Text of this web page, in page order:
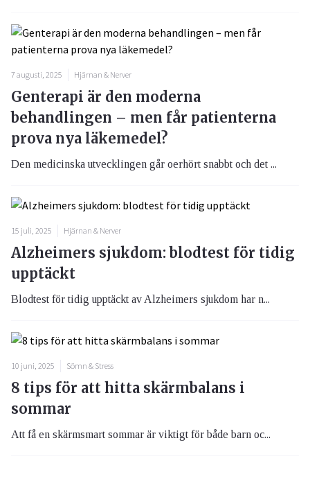
7 augusti, 2025 Hjärnan & Nerver
Genterapi är den moderna
behandlingen – men får patienterna
prova nya läkemedel?
Den medicinska utvecklingen går oerhört snabbt och det ...
15 juli, 2025 Hjärnan & Nerver
Alzheimers sjukdom: blodtest för tidig
upptäckt
Blodtest för tidig upptäckt av Alzheimers sjukdom har n...
10 juni, 2025 Sömn & Stress
8 tips för att hitta skärmbalans i
sommar
Att få en skärmsmart sommar är viktigt för både barn oc...